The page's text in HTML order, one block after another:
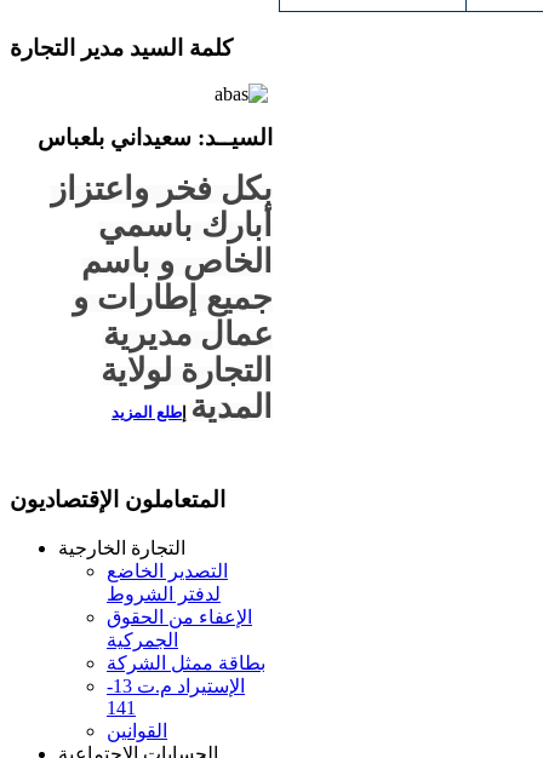
كلمة السيد مدير التجارة
السيــد: سعيداني بلعباس
بكل فخر واعتزاز
أبارك باسمي
الخاص و باسم
جميع إطارات و
عمال مديرية
التجارة لولاية
المدية طلع المزيد
المتعاملون الإقتصاديون
التجارة الخارجية
التصدير الخاضع
لدفتر الشروط
الإعفاء من الحقوق
الجمركية
بطاقة ممثل الشركة
الإستيراد م.ت 13-
141
القوانين
الحسابات الإجتماعية